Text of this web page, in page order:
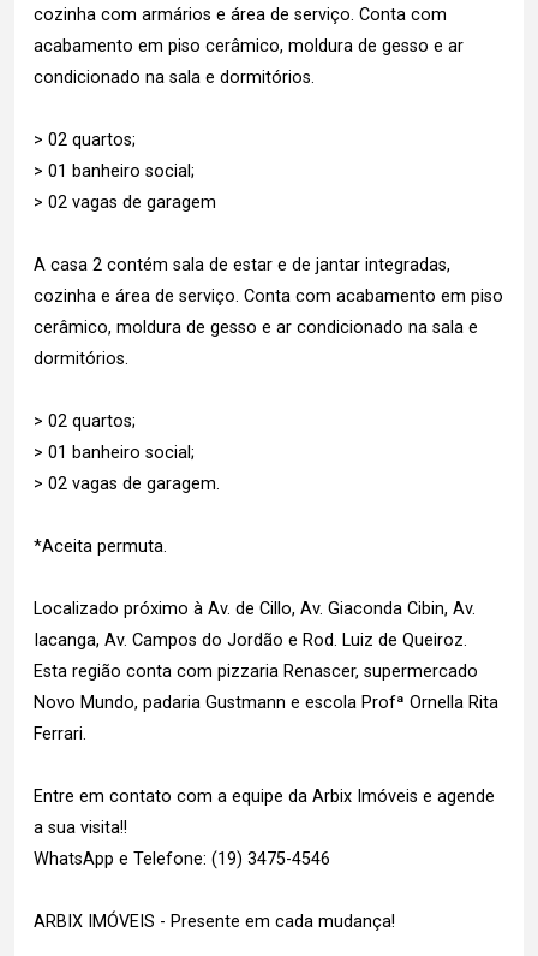
cozinha com armários e área de serviço. Conta com
acabamento em piso cerâmico, moldura de gesso e ar
condicionado na sala e dormitórios.
> 02 quartos;
> 01 banheiro social;
> 02 vagas de garagem
A casa 2 contém sala de estar e de jantar integradas,
cozinha e área de serviço. Conta com acabamento em piso
cerâmico, moldura de gesso e ar condicionado na sala e
dormitórios.
> 02 quartos;
> 01 banheiro social;
> 02 vagas de garagem.
*Aceita permuta.
Localizado próximo à Av. de Cillo, Av. Giaconda Cibin, Av.
Iacanga, Av. Campos do Jordão e Rod. Luiz de Queiroz.
Esta região conta com pizzaria Renascer, supermercado
Novo Mundo, padaria Gustmann e escola Profª Ornella Rita
Ferrari.
Entre em contato com a equipe da Arbix Imóveis e agende
a sua visita!!
WhatsApp e Telefone: (19) 3475-4546
ARBIX IMÓVEIS - Presente em cada mudança!